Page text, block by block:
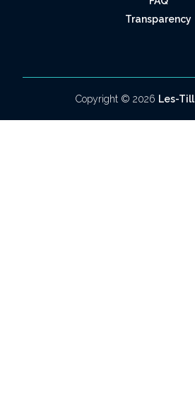
Transparency
Copyright © 2026 Les-